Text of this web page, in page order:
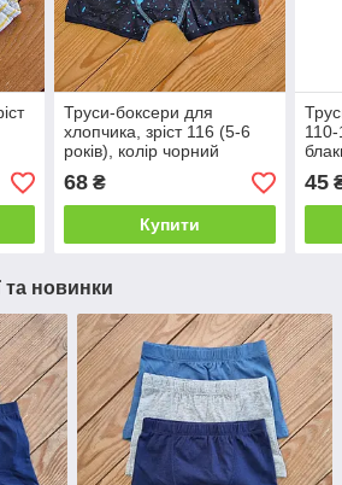
Труси-боксери для
хлопчика, зріст 116 (5-6
років), колір чорний
68₴
Купити
110-
45
та новинки